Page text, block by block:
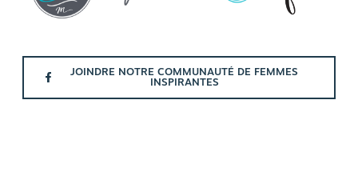
JOINDRE NOTRE COMMUNAUTÉ DE FEMMES
INSPIRANTES